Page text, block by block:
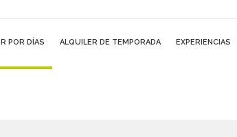
POR DÍAS ALQUILER DE TEMPORADA EXPERIENCIAS